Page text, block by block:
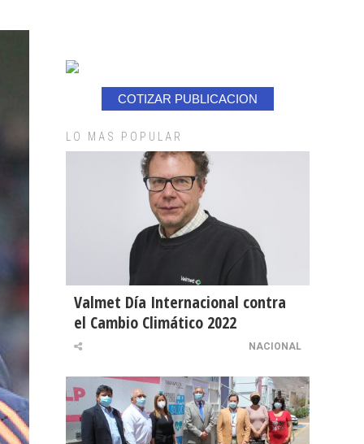
COTIZAR PUBLICACION
LO MAS POPULAR
Valmet Día Internacional contra
el Cambio Climático 2022
NACIONAL